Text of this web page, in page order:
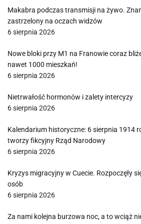
Makabra podczas transmisji na żywo.
zastrzelony na oczach widzów
6 sierpnia 2026
Nowe bloki przy M1 na Franowie coraz
nawet 1000 mieszkań!
6 sierpnia 2026
Nietrwałość hormonów i zalety intercyzy
6 sierpnia 2026
Kalendarium historyczne: 6 sierpnia 1914
tworzy fikcyjny Rząd Narodowy
6 sierpnia 2026
Kryzys migracyjny w Cuecie. Rozpoczęły
osób
6 sierpnia 2026
Za nami kolejna burzowa noc, a to wciąż